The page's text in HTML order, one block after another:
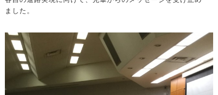
ました。